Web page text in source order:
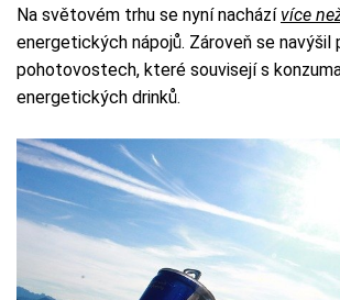
Na světovém trhu se nyní nachází více
energetických nápojů. Zároveň se
pohotovostech, které souvisejí s
energetických drinků.